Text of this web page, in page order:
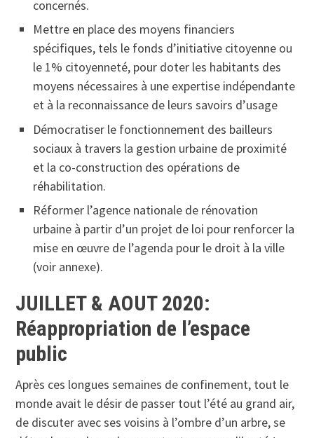
concernés.
Mettre en place des moyens financiers
spécifiques, tels le fonds d’initiative citoyenne ou
le 1% citoyenneté, pour doter les habitants des
moyens nécessaires à une expertise indépendante
et à la reconnaissance de leurs savoirs d’usage
Démocratiser le fonctionnement des bailleurs
sociaux à travers la gestion urbaine de proximité
et la co-construction des opérations de
réhabilitation.
Réformer l’agence nationale de rénovation
urbaine à partir d’un projet de loi pour renforcer la
mise en œuvre de l’agenda pour le droit à la ville
(voir annexe).
JUILLET & AOUT 2020:
Réappropriation de l’espace
public
Après ces longues semaines de confinement, tout le
monde avait le désir de passer tout l’été au grand air,
de discuter avec ses voisins à l’ombre d’un arbre, se